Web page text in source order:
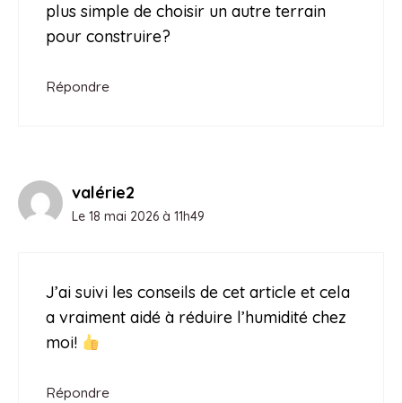
plus simple de choisir un autre terrain
pour construire?
Répondre
valérie2
Le 18 mai 2026 à 11h49
J’ai suivi les conseils de cet article et cela
a vraiment aidé à réduire l’humidité chez
moi!
Répondre